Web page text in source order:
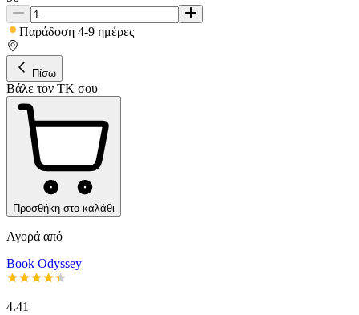
Παράδοση 4-9 ημέρες
Πίσω
Βάλε τον ΤΚ σου
Προσθήκη στο καλάθι
Αγορά από
Book Odyssey
4.41